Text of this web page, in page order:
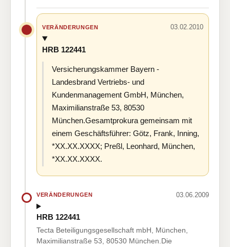
VERÄNDERUNGEN 03.02.2010
HRB 122441
Versicherungskammer Bayern -
Landesbrand Vertriebs- und
Kundenmanagement GmbH, München,
Maximilianstraße 53, 80530
München.Gesamtprokura gemeinsam mit
einem Geschäftsführer: Götz, Frank, Inning,
*XX.XX.XXXX; Preßl, Leonhard, München,
*XX.XX.XXXX.
VERÄNDERUNGEN 03.06.2009
HRB 122441
Tecta Beteiligungsgesellschaft mbH, München,
Maximilianstraße 53, 80530 München.Die